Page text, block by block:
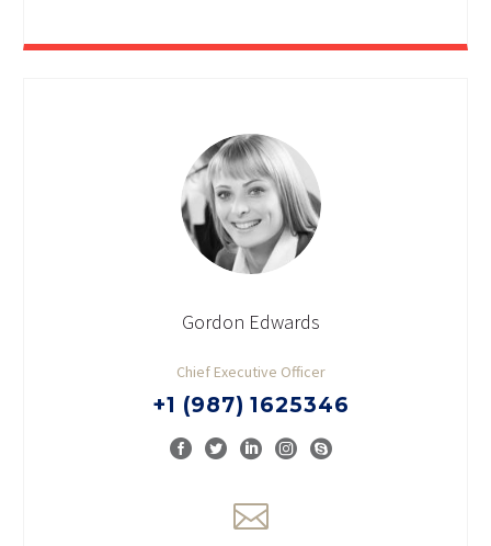
Gordon Edwards
Chief Executive Officer
+1 (987) 1625346